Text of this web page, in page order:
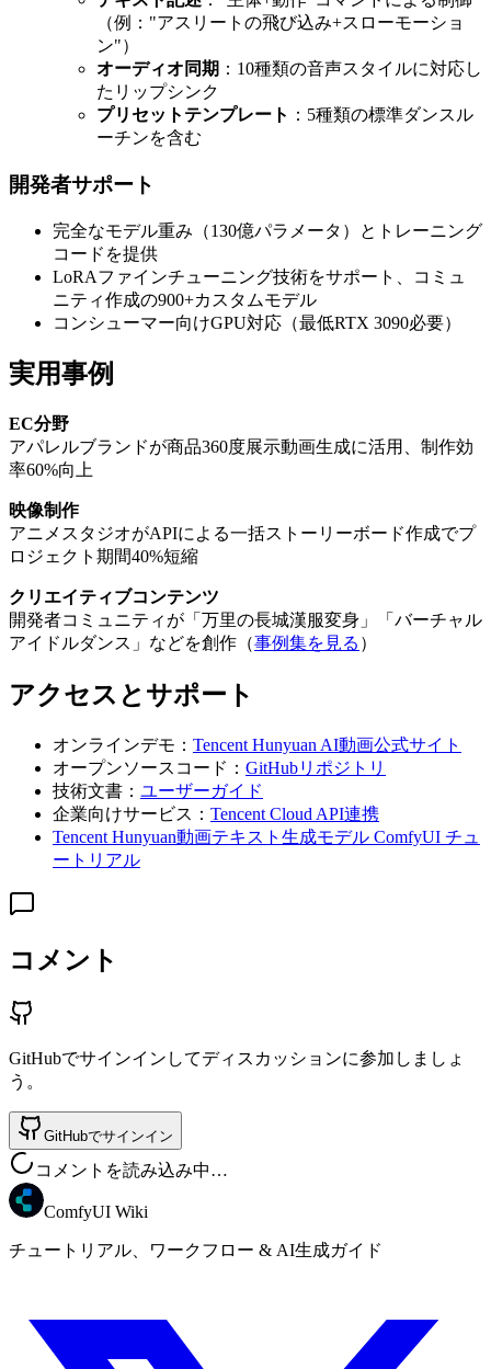
（例："アスリートの飛び込み+スローモーショ
ン"）
オーディオ同期 ：10種類の音声スタイルに対応し
たリップシンク
プリセットテンプレート ：5種類の標準ダンスル
ーチンを含む
開発者サポート
完全なモデル重み（130億パラメータ）とトレーニング
コードを提供
LoRAファインチューニング技術をサポート、コミュ
ニティ作成の900+カスタムモデル
コンシューマー向けGPU対応（最低RTX 3090必要）
実用事例
EC分野
アパレルブランドが商品360度展示動画生成に活用、制作効
率60%向上
映像制作
アニメスタジオがAPIによる一括ストーリーボード作成でプ
ロジェクト期間40%短縮
クリエイティブコンテンツ
開発者コミュニティが「万里の長城漢服変身」「バーチャル
アイドルダンス」などを創作（事例集を見る ）
アクセスとサポート
オンラインデモ： Tencent Hunyuan AI動画公式サイト
オープンソースコード： GitHubリポジトリ
技術文書： ユーザーガイド
企業向けサービス： Tencent Cloud API連携
Tencent Hunyuan動画テキスト生成モデル ComfyUI チュ
ートリアル
コメント
GitHubでサインインしてディスカッションに参加しましょ
う。
GitHubでサインイン
コメントを読み込み中…
ComfyUI Wiki
チュートリアル、ワークフロー & AI生成ガイド